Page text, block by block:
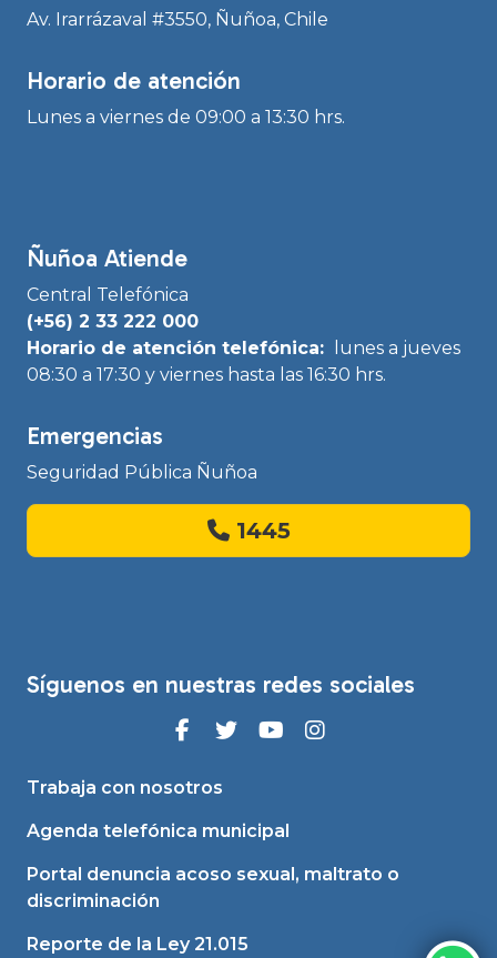
Av. Irarrázaval #3550, Ñuñoa, Chile
Horario de atención
Lunes a viernes de 09:00 a 13:30 hrs.
Ñuñoa Atiende
Central Telefónica
(+56) 2 33 222 000
Horario de atención telefónica:
lunes a jueves
08:30 a 17:30 y viernes hasta las 16:30 hrs.
Emergencias
Seguridad Pública Ñuñoa
1445
Síguenos en nuestras redes sociales
Trabaja con nosotros
Agenda telefónica municipal
Portal denuncia acoso sexual, maltrato o
discriminación
Reporte de la Ley 21.015